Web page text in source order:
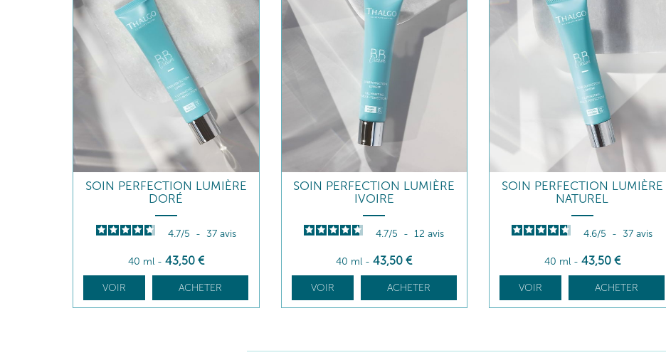
SOIN PERFECTION LUMIÈRE
DORÉ
4.7/5 - 37 avis
40 ml - 43,50 €
VOIR ACHETER
SOIN PERFECTION LUMIÈRE
IVOIRE
4.7/5 - 12avis
40 ml -43,50 €
VOIR ACHETER
SOIN PERFECTION LUMIÈRE
NATUREL
4.6/5 - 37avis
40 ml - 43,50 €
VOIR ACHETER